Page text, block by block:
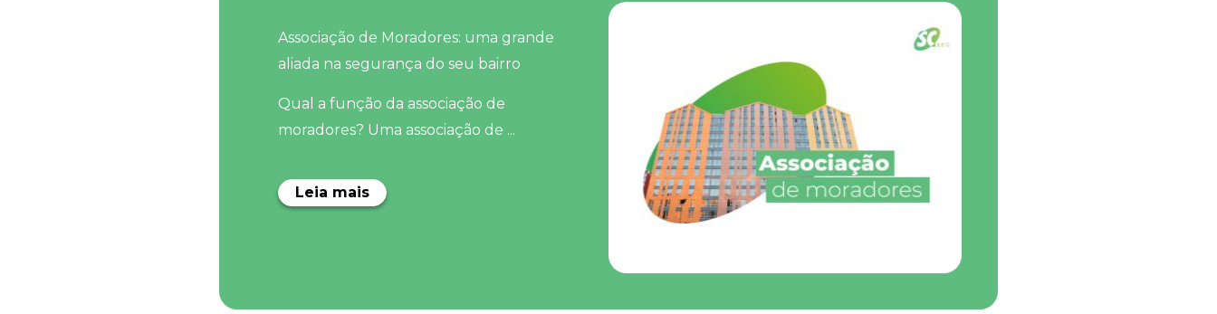
Associação de Moradores: uma grande
aliada na segurança do seu bairro
Qual a função da associação de
moradores? Uma associação de ...
Leia mais